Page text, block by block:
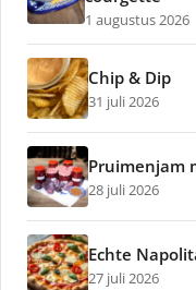
1 augustus 2026
Chip & Dip
31 juli 2026
Pruimenjam
28 juli 2026
Echte
27 juli 2026